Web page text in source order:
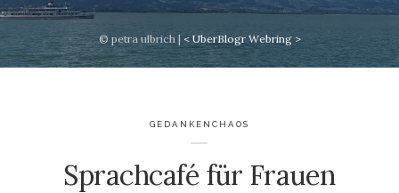
© petra ulbrich | < UberBlogr Webring >
GEDANKENCHAOS
Sprachcafé für Frauen